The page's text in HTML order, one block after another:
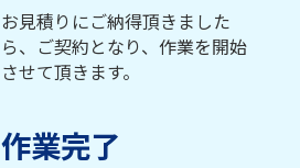
お見積りにご納得頂きました
ら、ご契約となり、作業を開始
させて頂きます。
作業完了